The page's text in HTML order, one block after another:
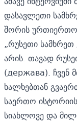
დასავლეთი
შორის
„რუსეთი
არის. თავად
(держава). ჩვენ
ხალხებთან
საერთო
სიახლოვე და